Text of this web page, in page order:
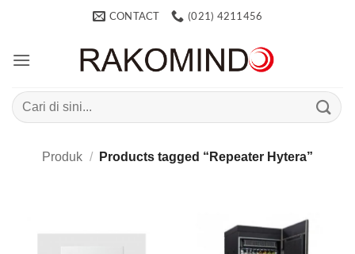
CONTACT (021) 4211456
Search
for:
Produk / Products tagged “Repeater Hytera”